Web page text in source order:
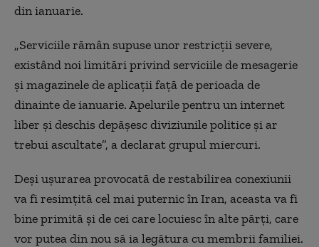
din ianuarie.
„Serviciile rămân supuse unor restricții severe,
existând noi limitări privind serviciile de mesagerie
și magazinele de aplicații față de perioada de
dinainte de ianuarie. Apelurile pentru un internet
liber și deschis depășesc diviziunile politice și ar
trebui ascultate”, a declarat grupul miercuri.
Deși ușurarea provocată de restabilirea conexiunii
va fi resimțită cel mai puternic în Iran, aceasta va fi
bine primită și de cei care locuiesc în alte părți, care
vor putea din nou să ia legătura cu membrii familiei.